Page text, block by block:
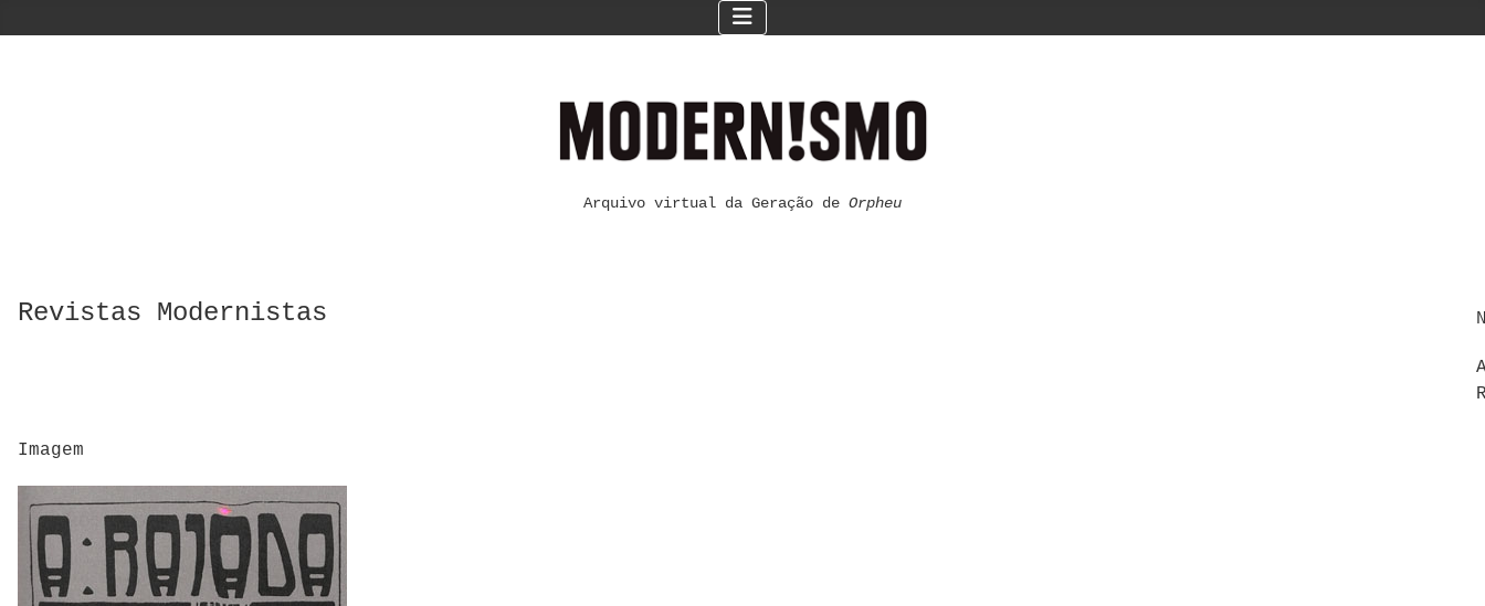
Arquivo virtual da Geração de Orpheu
Revistas Modernistas
Imagem